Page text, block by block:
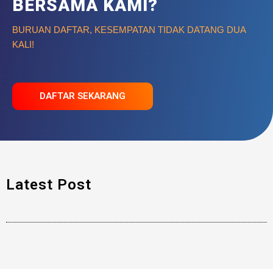
BERSAMA KAMI?
BURUAN DAFTAR, KESEMPATAN TIDAK DATANG DUA
KALI!
DAFTAR SEKARANG
Latest Post